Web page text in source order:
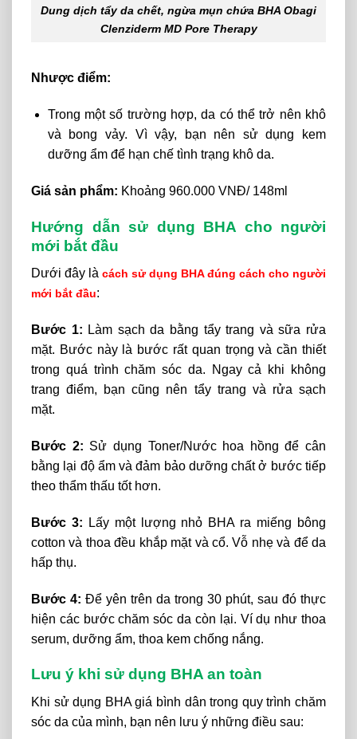
Dung dịch tẩy da chết, ngừa mụn chứa BHA Obagi
Clenziderm MD Pore Therapy
Nhược điểm:
Trong một số trường hợp, da có thể trở nên khô
và bong vảy. Vì vậy, bạn nên sử dụng kem
dưỡng ẩm để hạn chế tình trạng khô da.
Giá sản phẩm: Khoảng 960.000 VNĐ/ 148ml
Hướng dẫn sử dụng BHA cho người
mới bắt đầu
Dưới đây là cách sử dụng BHA đúng cách cho người
mới bắt đầu:
Bước 1: Làm sạch da bằng tẩy trang và sữa rửa
mặt. Bước này là bước rất quan trọng và cần thiết
trong quá trình chăm sóc da. Ngay cả khi không
trang điểm, bạn cũng nên tẩy trang và rửa sạch
mặt.
Bước 2: Sử dụng Toner/Nước hoa hồng để cân
bằng lại độ ẩm và đảm bảo dưỡng chất ở bước tiếp
theo thẩm thấu tốt hơn.
Bước 3: Lấy một lượng nhỏ BHA ra miếng bông
cotton và thoa đều khắp mặt và cổ. Vỗ nhẹ và để da
hấp thụ.
Bước 4: Để yên trên da trong 30 phút, sau đó thực
hiện các bước chăm sóc da còn lại. Ví dụ như thoa
serum, dưỡng ẩm, thoa kem chống nắng.
Lưu ý khi sử dụng BHA an toàn
Khi sử dụng BHA giá bình dân trong quy trình chăm
sóc da của mình, bạn nên lưu ý những điều sau: